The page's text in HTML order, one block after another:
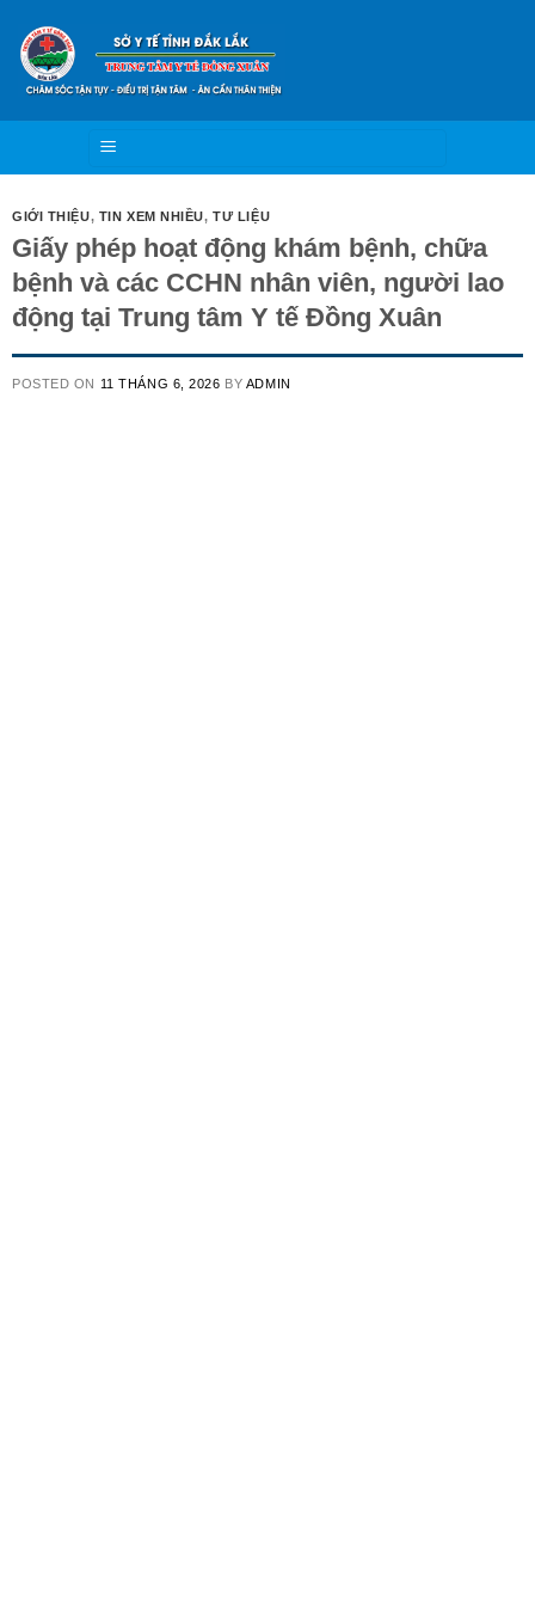
content
GIỚI THIỆU, TIN XEM NHIỀU,TƯ LIỆU
Giấy phép hoạt động khám bệnh, chữa
bệnh và các CCHN nhân viên, người lao
động tại Trung tâm Y tế Đồng Xuân
POSTED ON 11 THÁNG 6, 2026 BY ADMIN